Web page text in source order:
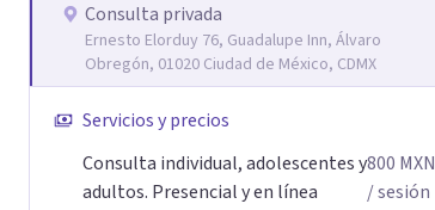
Consulta privada
Ernesto Elorduy 76, Guadalupe Inn, Álvaro
Obregón, 01020 Ciudad de México, CDMX
Servicios y precios
Consulta individual, adolescentes y
adultos. Presencial y en línea
800 MXN
/ sesión